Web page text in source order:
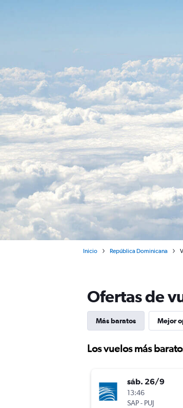
Inicio República Dominicana
Ofertas de
Más baratos Mejor
Los vuelos más
sáb. 26/9
13:46
SAP- PUJ